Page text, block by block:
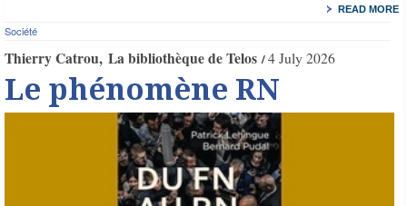
READ MORE
Société
Thierry Catrou La bibliothèque de Telos 4 July 2026
Le phénomène RN